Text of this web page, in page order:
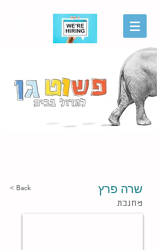
הגשת מועמדות
< Back שרה פרץ
מחנכת